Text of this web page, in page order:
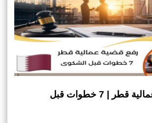
رفع قضية عمالية قطر | 7 خطوات قبل